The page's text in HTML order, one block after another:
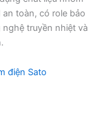
toàn, có role bảo
truyền nhiệt và
điện Sato